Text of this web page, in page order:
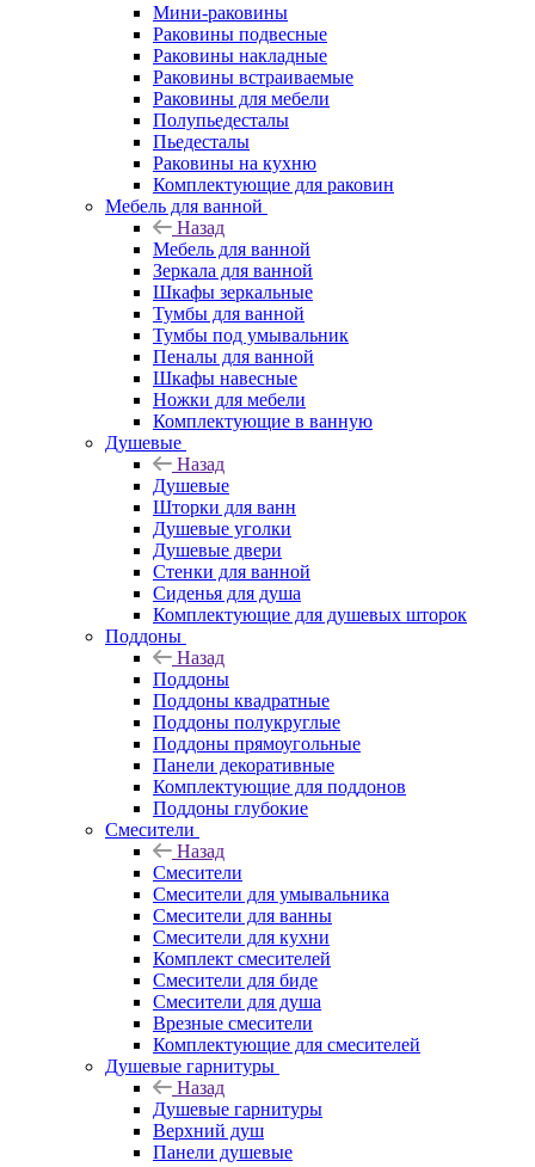
Мини-раковины
Раковины подвесные
Раковины накладные
Раковины встраиваемые
Раковины для мебели
Полупьедесталы
Пьедесталы
Раковины на кухню
Комплектующие для раковин
Мебель для ванной
Назад
Мебель для ванной
Зеркала для ванной
Шкафы зеркальные
Тумбы для ванной
Тумбы под умывальник
Пеналы для ванной
Шкафы навесные
Ножки для мебели
Комплектующие в ванную
Душевые
Назад
Душевые
Шторки для ванн
Душевые уголки
Душевые двери
Стенки для ванной
Сиденья для душа
Комплектующие для душевых шторок
Поддоны
Назад
Поддоны
Поддоны квадратные
Поддоны полукруглые
Поддоны прямоугольные
Панели декоративные
Комплектующие для поддонов
Поддоны глубокие
Смесители
Назад
Смесители
Смесители для умывальника
Смесители для ванны
Смесители для кухни
Комплект смесителей
Смесители для биде
Смесители для душа
Врезные смесители
Комплектующие для смесителей
Душевые гарнитуры
Назад
Душевые гарнитуры
Верхний душ
Панели душевые